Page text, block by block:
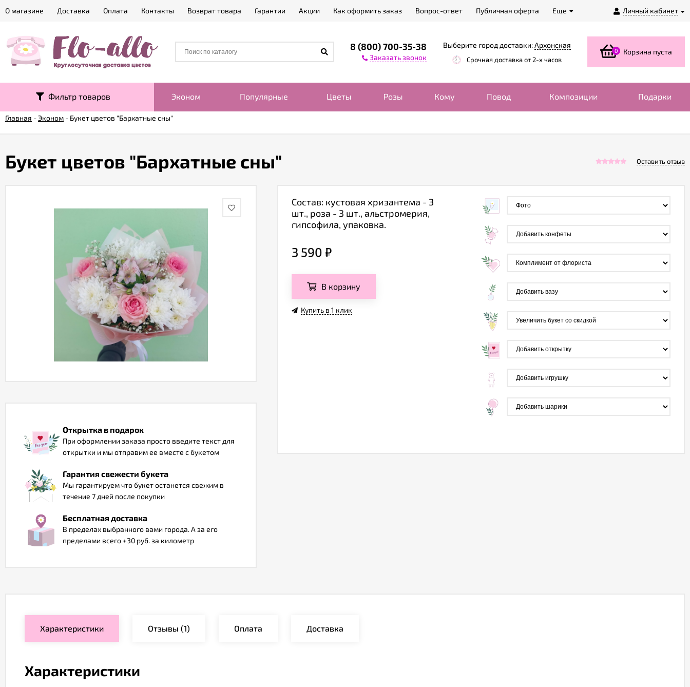
Личный кабинет
О магазине Доставка Оплата Контакты Возврат товара Гарантии Акции Как оформить заказ Вопрос-ответ Публичная оферта Еще
8 (800) 700-35-38
Заказать звонок
Выберите город доставки:Архонская
Срочная доставка от 2-х часов
0 Корзина пуста
Фильтр товаров Эконом Популярные Цветы Розы Кому Повод Композиции Подарки
Главная -Эконом - Букет цветов "Бархатные сны"
Букет цветов "Бархатные сны" Оставить отзыв
Открытка в подарок
При оформлении заказа просто введите текст для
открытки и мы отправим ее вместе с букетом
Гарантия свежести букета
Мы гарантируем что букет останется свежим в
течение 7 дней после покупки
Бесплатная доставка
В пределах выбранного вами города. А за его
пределами всего +30 руб. за километр
Состав: кустовая хризантема - 3
шт., роза - 3 шт., альстромерия,
гипсофила, упаковка.
3 590 ₽
В корзину
Купить в 1 клик
Характеристики Отзывы (1) Оплата Доставка
Характеристики